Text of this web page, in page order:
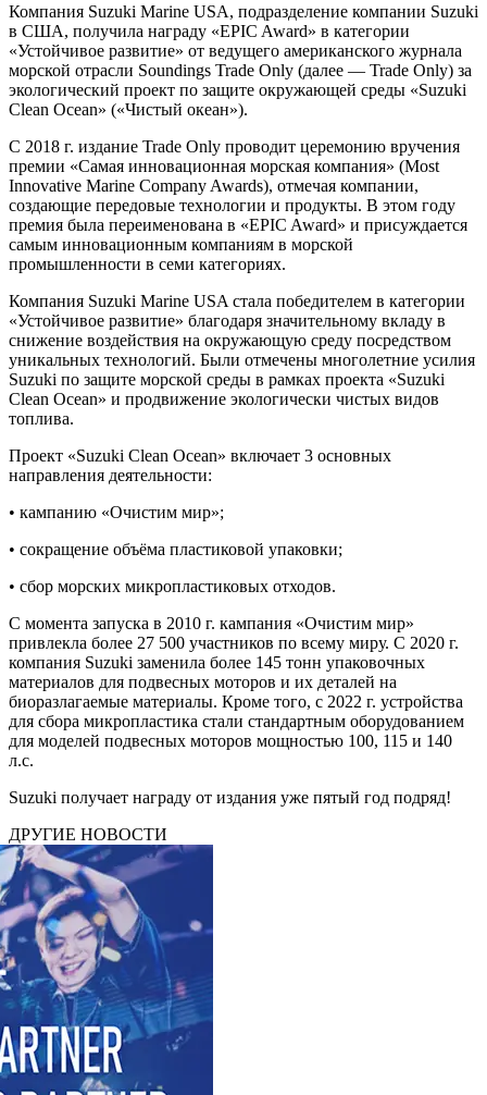
Компания Suzuki Marine USA, подразделение компании Suzuki
в США, получила награду «EPIC Award» в категории
«Устойчивое развитие» от ведущего американского журнала
морской отрасли Soundings Trade Only (далее — Trade Only) за
экологический проект по защите окружающей среды «Suzuki
Clean Ocean» («Чистый океан»).
С 2018 г. издание Trade Only проводит церемонию вручения
премии «Самая инновационная морская компания» (Most
Innovative Marine Company Awards), отмечая компании,
создающие передовые технологии и продукты. В этом году
премия была переименована в «EPIC Award» и присуждается
самым инновационным компаниям в морской
промышленности в семи категориях.
Компания Suzuki Marine USA стала победителем в категории
«Устойчивое развитие» благодаря значительному вкладу в
снижение воздействия на окружающую среду посредством
уникальных технологий. Были отмечены многолетние усилия
Suzuki по защите морской среды в рамках проекта «Suzuki
Clean Ocean» и продвижение экологически чистых видов
топлива.
Проект «Suzuki Clean Ocean» включает 3 основных
направления деятельности:
• кампанию «Очистим мир»;
• сокращение объёма пластиковой упаковки;
• сбор морских микропластиковых отходов.
С момента запуска в 2010 г. кампания «Очистим мир»
привлекла более 27 500 участников по всему миру. С 2020 г.
компания Suzuki заменила более 145 тонн упаковочных
материалов для подвесных моторов и их деталей на
биоразлагаемые материалы. Кроме того, с 2022 г. устройства
для сбора микропластика стали стандартным оборудованием
для моделей подвесных моторов мощностью 100, 115 и 140
л.с.
Suzuki получает награду от издания уже пятый год подряд!
ДРУГИЕ НОВОСТИ